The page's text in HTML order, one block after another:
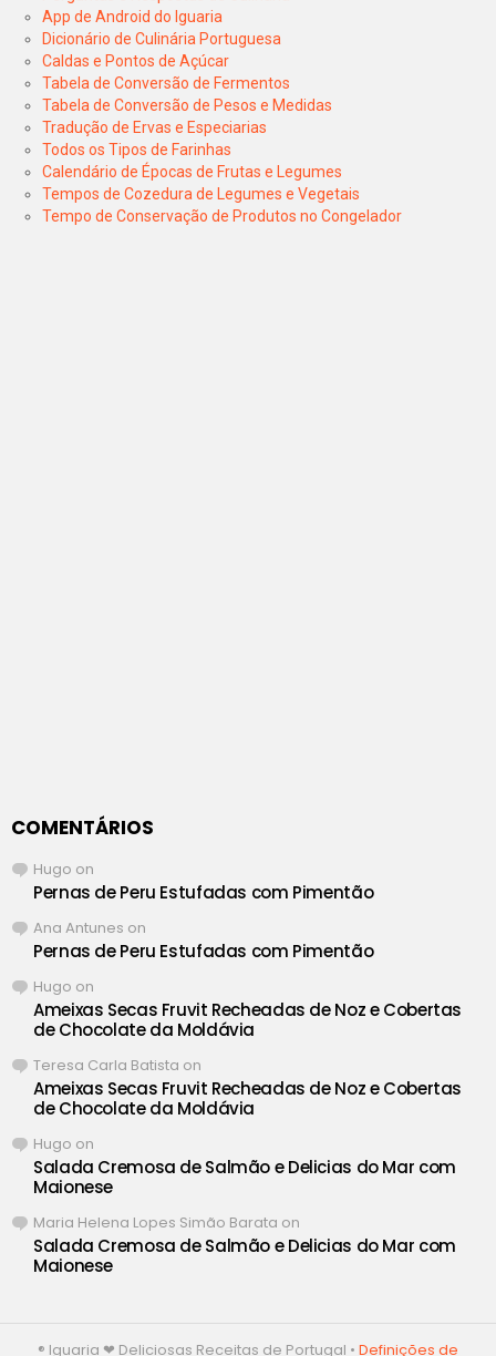
App de Android do Iguaria
Dicionário de Culinária Portuguesa
Caldas e Pontos de Açúcar
Tabela de Conversão de Fermentos
Tabela de Conversão de Pesos e Medidas
Tradução de Ervas e Especiarias
Todos os Tipos de Farinhas
Calendário de Épocas de Frutas e Legumes
Tempos de Cozedura de Legumes e Vegetais
Tempo de Conservação de Produtos no Congelador
COMENTÁRIOS
Hugo on
Pernas de Peru Estufadas com Pimentão
Ana Antunes on
Pernas de Peru Estufadas com Pimentão
Hugo on
Ameixas Secas Fruvit Recheadas de Noz e Cobertas
de Chocolate da Moldávia
Teresa Carla Batista on
Ameixas Secas Fruvit Recheadas de Noz e Cobertas
de Chocolate da Moldávia
Hugo on
Salada Cremosa de Salmão e Delicias do Mar com
Maionese
Maria Helena Lopes Simão Barata on
Salada Cremosa de Salmão e Delicias do Mar com
Maionese
® Iguaria ❤ Deliciosas Receitas de Portugal • Definições de